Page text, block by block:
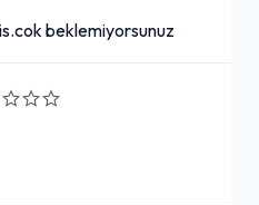
beklemiyorsunuz